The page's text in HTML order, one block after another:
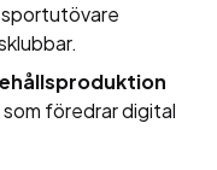
som föredrar digital